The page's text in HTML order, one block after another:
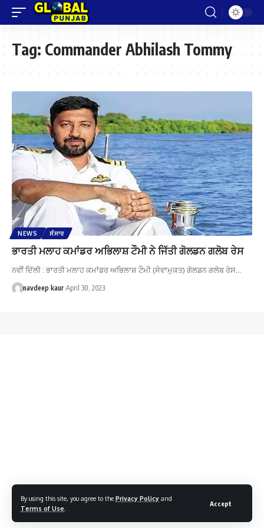
By using this site, you agree to the Privacy Policy and
Terms of Use
Accept
Tag: Commander Abhilash Tommy
NEWS ਸੰਸਾਰ
ਭਾਰਤੀ ਮਲਾਹ ਕਮਾਂਡਰ ਅਭਿਲਾਸ਼ ਟੌਮੀ ਨੇ ਜਿੱਤੀ ਗੋਲਡਨ ਗਲੋਬ ਰੇਸ
ਨਵੀਂ ਦਿੱਲੀ : ਭਾਰਤੀ ਮਲਾਹ ਕਮਾਂਡਰ ਅਭਿਲਾਸ਼ ਟੌਮੀ (ਸੇਵਾਮੁਕਤ) ਗੋਲਡਨ ਗਲੋਬ ਰੇਸ…
navdeep kaur April 30, 2023